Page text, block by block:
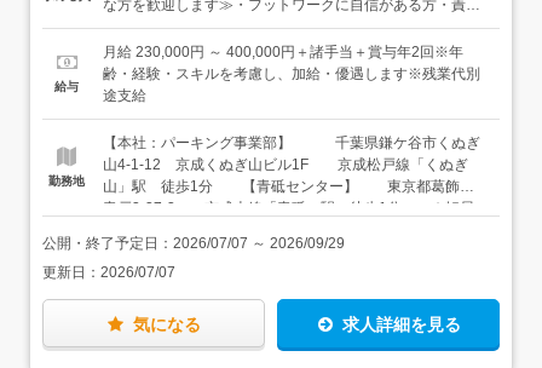
努力次第で、不動産営業の仕事にジョブローテーションし
て、チャレンジすることもできます。資格取得支援、各種
セミナーへの参加もあります。当社でイチから仕事を始め
な方を歓迎します≫・フットワークに自信がある方・責任
感を持って取り組める方・成長したい意欲をお持ちの方経
験者の方は優遇いたします。
給与
月給 230,000円 ～ 400,000円＋諸手当＋賞与年2回※年
齢・経験・スキルを考慮し、加給・優遇します※残業代別
途支給
勤務地
【本社：パーキング事業部】 千葉県鎌ケ谷市くぬぎ
山4-1-12 京成くぬぎ山ビル1F 京成松戸線「くぬぎ
山」駅 徒歩1分 【青砥センター】 東京都葛飾区
青戸3-37-3 京成本線「青砥」駅 徒歩1分 ★転居
す。
公開・終了予定日： 2026/07/07 ～ 2026/09/29
更新日： 2026/07/07
気になる 求人詳細を見る